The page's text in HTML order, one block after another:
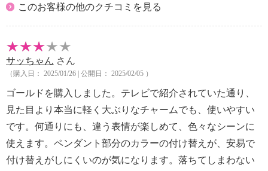
このお客様の他のクチコミを見る
サッちゃん さん
（購入日： 2025/01/26 | 公開日： 2025/02/05 ）
ゴールドを購入しました。テレビで紹介されていた通り、
見た目より本当に軽く大ぶりなチャームでも、使いやすい
です。何通りにも、違う表情が楽しめて、色々なシーンに
使えます。ペンダント部分のカラーの付け替えが、安易で
付け替えがしにくいのが気になります。落ちてしまわない